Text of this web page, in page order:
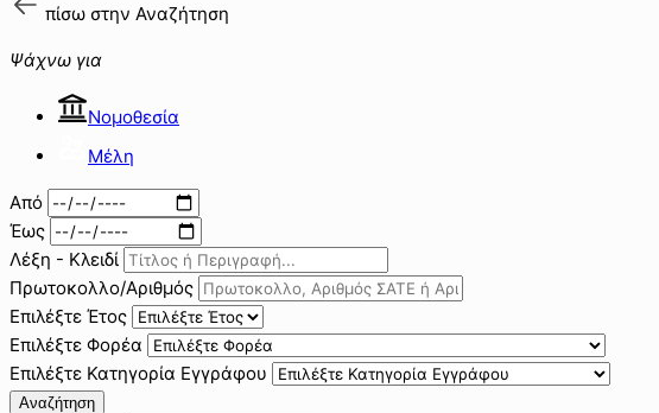
πίσω στην Αναζήτηση
Ψάχνω για
Νομοθεσία
Μέλη
Από
Έως
Λέξη - Κλειδί
Πρωτοκολλο/Αριθμός
Επιλέξτε Έτος
Επιλέξτε Φορέα
Επιλέξτε Κατηγορία Εγγράφου
Αναζήτηση